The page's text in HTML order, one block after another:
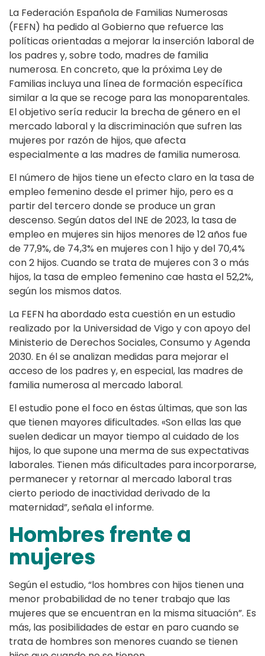
La Federación Española de Familias Numerosas
(FEFN) ha pedido al Gobierno que refuerce las
políticas orientadas a mejorar la inserción laboral de
los padres y, sobre todo, madres de familia
numerosa. En concreto, que la próxima Ley de
Familias incluya una línea de formación específica
similar a la que se recoge para las monoparentales.
El objetivo sería reducir la brecha de género en el
mercado laboral y la discriminación que sufren las
mujeres por razón de hijos, que afecta
especialmente a las madres de familia numerosa.
El número de hijos tiene un efecto claro en la tasa de
empleo femenino desde el primer hijo, pero es a
partir del tercero donde se produce un gran
descenso. Según datos del INE de 2023, la tasa de
empleo en mujeres sin hijos menores de 12 años fue
de 77,9%, de 74,3% en mujeres con 1 hijo y del 70,4%
con 2 hijos. Cuando se trata de mujeres con 3 o más
hijos, la tasa de empleo femenino cae hasta el 52,2%,
según los mismos datos.
La FEFN ha abordado esta cuestión en un estudio
realizado por la Universidad de Vigo y con apoyo del
Ministerio de Derechos Sociales, Consumo y Agenda
2030. En él se analizan medidas para mejorar el
acceso de los padres y, en especial, las madres de
familia numerosa al mercado laboral.
El estudio pone el foco en éstas últimas, que son las
que tienen mayores dificultades. «Son ellas las que
suelen dedicar un mayor tiempo al cuidado de los
hijos, lo que supone una merma de sus expectativas
laborales. Tienen más dificultades para incorporarse,
permanecer y retornar al mercado laboral tras
cierto periodo de inactividad derivado de la
maternidad”, señala el informe.
Hombres frente a
mujeres
Según el estudio, “los hombres con hijos tienen una
menor probabilidad de no tener trabajo que las
mujeres que se encuentran en la misma situación”. Es
más, las posibilidades de estar en paro cuando se
trata de hombres son menores cuando se tienen